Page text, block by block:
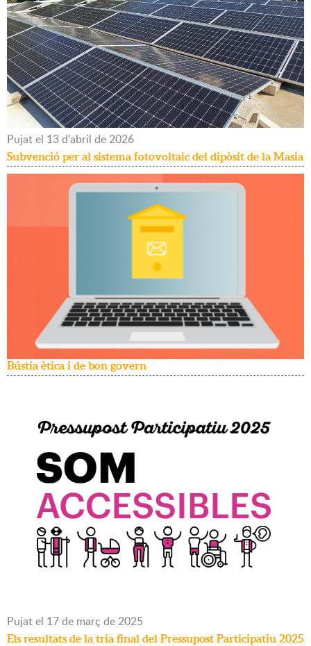
Pujatel 13d'abril de 2026
Subvenció per al sistema fotovoltaic del dipòsit de la Masia
Bústia ètica i de bon govern
Pujatel 17de març de 2025
Els resultats de la tria final del Pressupost Participatiu 2025